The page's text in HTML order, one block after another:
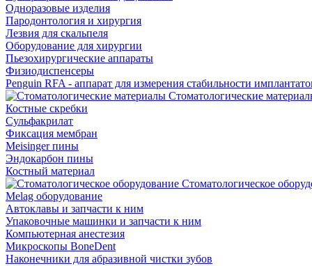
Одноразовые изделия
Пародонтология и хирургия
Лезвия для скальпеля
Оборудование для хирургии
Пьезохирургические аппараты
Физиодиспенсеры
Penguin RFA - аппарат для измерения стабильности
Стоматологические
Костные скребки
Сульфакрилат
Фиксация мембран
Meisinger пины
Эндокарбон пины
Костный материал
Стоматологическое
Melag оборудование
Автоклавы и запчасти к ним
Упаковочные машинки и запчасти к ним
Компьютерная анестезия
Микроскопы BoneDent
Наконечники для абразивной чистки зубов